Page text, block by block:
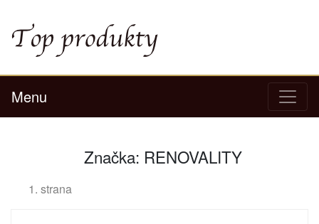
Menu
Značka: RENOVALITY
1. strana